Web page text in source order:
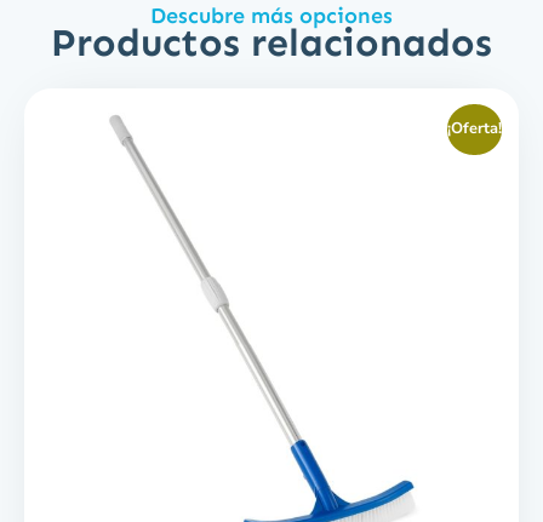
Descubre más opciones
Productos relacionados
¡Oferta!